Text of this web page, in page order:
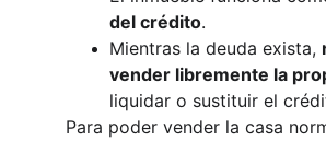
del crédito.
Mientras la deuda exista,
vender libremente la
liquidar o sustituir el
Para poder vender la casa